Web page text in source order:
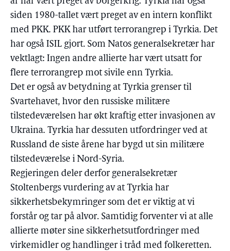
siden 1980-tallet vært preget av en intern konflikt
med PKK. PKK har utført terrorangrep i Tyrkia. Det
har også ISIL gjort. Som Natos generalsekretær har
vektlagt: Ingen andre allierte har vært utsatt for
flere terrorangrep mot sivile enn Tyrkia.
Det er også av betydning at Tyrkia grenser til
Svartehavet, hvor den russiske militære
tilstedeværelsen har økt kraftig etter invasjonen av
Ukraina. Tyrkia har dessuten utfordringer ved at
Russland de siste årene har bygd ut sin militære
tilstedeværelse i Nord-Syria.
Regjeringen deler derfor generalsekretær
Stoltenbergs vurdering av at Tyrkia har
sikkerhetsbekymringer som det er viktig at vi
forstår og tar på alvor. Samtidig forventer vi at alle
allierte møter sine sikkerhetsutfordringer med
virkemidler og handlinger i tråd med folkeretten.